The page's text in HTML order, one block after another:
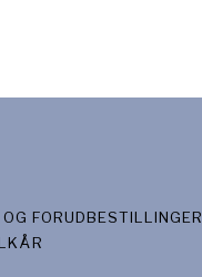
FORUDBESTILLINGER